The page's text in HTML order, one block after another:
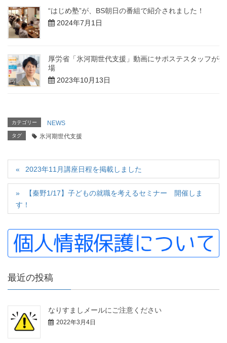
“はじめ塾”が、BS朝日の番組で紹介されました！
2024年7月1日
厚労省「氷河期世代支援」動画にサポステスタッフが登
場
2023年10月13日
カテゴリー NEWS
タグ 氷河期世代支援
2023年11月講座日程を掲載しました
【秦野1/17】子どもの就職を考えるセミナー 開催しま
す！
最近の投稿
なりすましメールにご注意ください
2022年3月4日